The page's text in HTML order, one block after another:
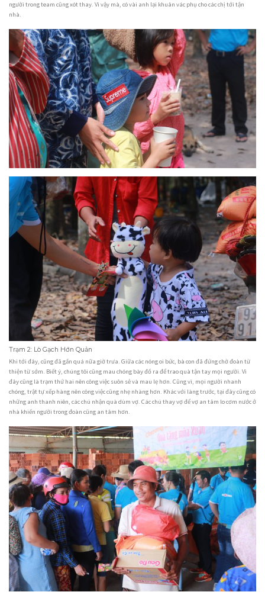
người trong team cũng xót thay. Vì vậy mà, có vài anh lại khuân vác phụ cho các chị tới tận
nhà.
Trạm 2: Lò Gạch Hớn Quản
Khi tới đây, cũng đã gần quá nữa giờ trưa. Giữa các nóng oi bức, bà con đã đứng chờ đoàn từ
thiện từ sớm. Biết ý, chúng tôi cũng mau chóng bày đồ ra để trao quà tận tay mọi người. Vì
đây cũng là trạm thứ hai nên công việc suôn sẻ và mau lẹ hơn. Cũng vì, mọi người nhanh
chóng, trật tự xếp hàng nên công việc cũng nhẹ nhàng hơn. Khác với làng trước, tại đây cũng có
những anh thanh niên, các chú nhận quà dùm vợ. Các chú thay vợ để vợ an tâm lo cơm nước ở
nhà khiến người trong đoàn cũng an tâm hơn.